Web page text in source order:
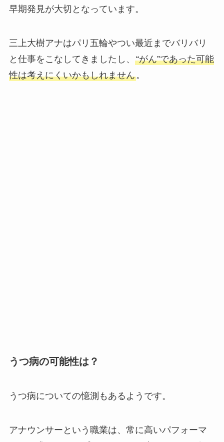
早期発見が大切となっています。
三上大樹アナはパリ五輪やつい最近までバリバリ
と仕事をこなしてきましたし、 “がん”であった可能
性は考えにくいかもしれません。
うつ病の可能性は？
うつ病についての憶測もあるようです。
アナウンサーという職業は、常に高いパフォーマ